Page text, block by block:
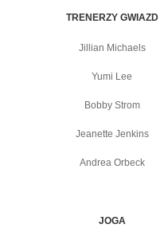
TRENERZY GWIAZD
Jillian Michaels
Yumi Lee
Bobby Strom
Jeanette Jenkins
Andrea Orbeck
JOGA